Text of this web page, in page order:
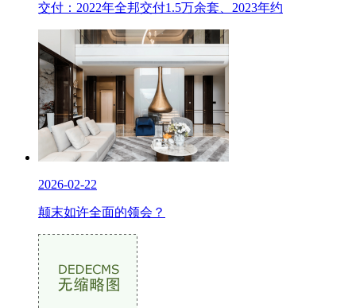
交付：2022年全邦交付1.5万余套、2023年约
2026-02-22
颠末如许全面的领会？